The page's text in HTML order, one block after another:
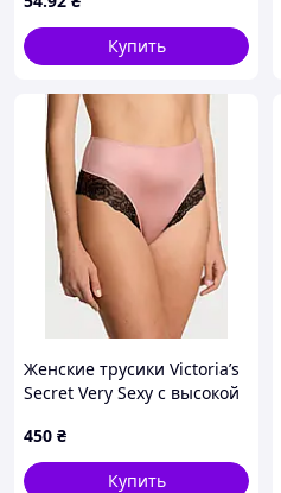
Купить
Женские трусики Victoria’s
Secret Very Sexy с высокой
450 ₴
Купить